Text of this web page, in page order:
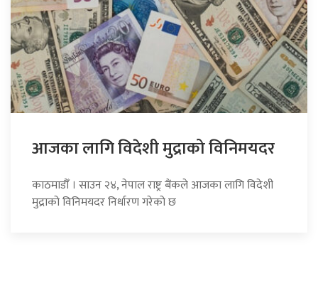
आजका लागि विदेशी मुद्राको विनिमयदर
काठमाडौँ । साउन २४, नेपाल राष्ट्र बैंकले आजका लागि विदेशी
मुद्राको विनिमयदर निर्धारण गरेको छ